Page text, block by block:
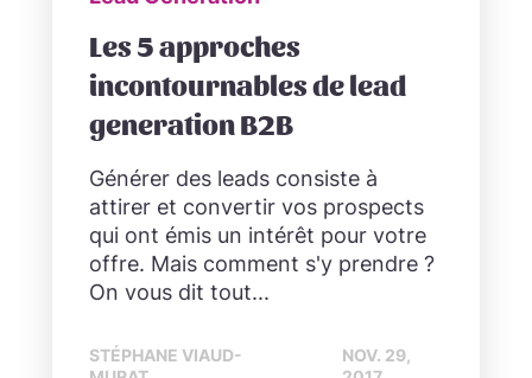
Les 5 approches
incontournables de lead
generation B2B
Générer des leads consiste à
attirer et convertir vos prospects
qui ont émis un intérêt pour votre
offre. Mais comment s'y prendre ?
On vous dit tout...
STÉPHANE VIAUD-
NOV. 29,